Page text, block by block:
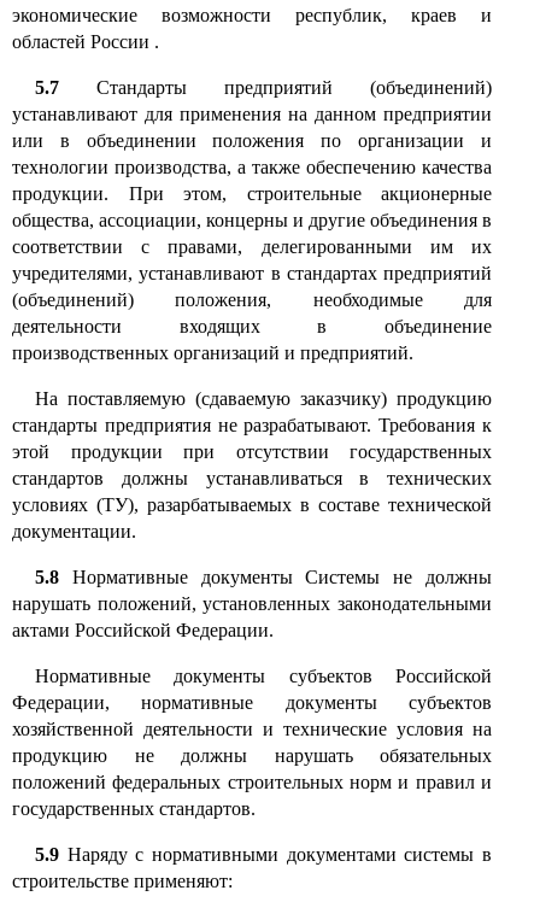
экономические возможности республик, краев и
областей России .
5.7
Стандарты предприятий (объединений)
устанавливают для применения на данном предприятии
или в объединении положения по организации и
технологии производства, а также обеспечению качества
продукции. При этом, строительные акционерные
общества, ассоциации, концерны и другие объединения в
соответствии с правами, делегированными им их
учредителями, устанавливают в стандартах предприятий
(объединений) положения, необходимые для
деятельности входящих в объединение
производственных организаций и предприятий.
На поставляемую (сдаваемую заказчику) продукцию
стандарты предприятия не разрабатывают. Требования к
этой продукции при отсутствии государственных
стандартов должны устанавливаться в технических
условиях (ТУ), разарбатываемых в составе технической
документации.
5.8
Нормативные документы Системы не должны
нарушать положений, установленных законодательными
актами Российской Федерации.
Нормативные документы субъектов Российской
Федерации, нормативные документы субъектов
хозяйственной деятельности и технические условия на
продукцию не должны нарушать обязательных
положений федеральных строительных норм и правил и
государственных стандартов.
5.9 Наряду с нормативными документами системы в
строительстве применяют: